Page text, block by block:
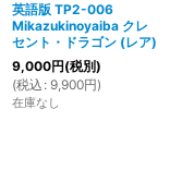
英語版 TP2-006
Mikazukinoyaiba クレ
セント・ドラゴン (レア)
9,000円(税別)
(税込 : 9,900円)
在庫なし